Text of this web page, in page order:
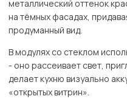
металлический оттенок
на тёмных фасадах,
продуманный вид.
В модулях со стеклом
- оно рассеивает свет,
делает кухню визуально
«открытых витрин».